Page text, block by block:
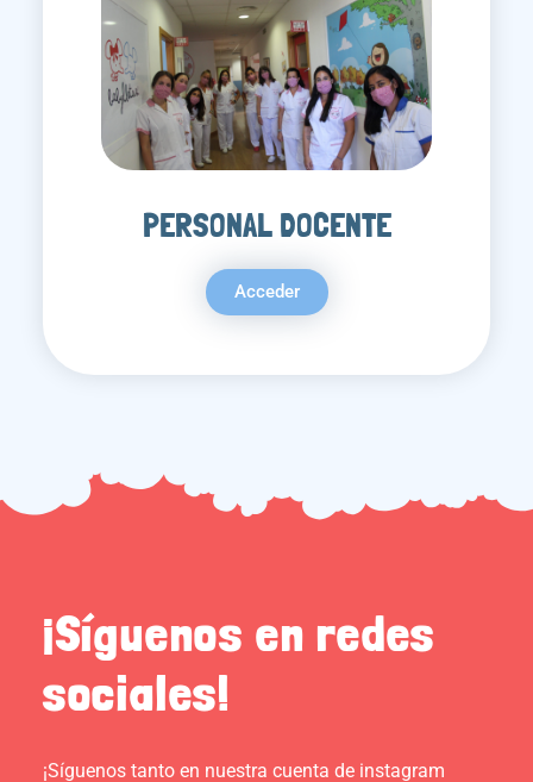
PERSONAL DOCENTE
Acceder
¡Síguenos en redes
sociales!
¡Síguenos tanto en nuestra cuenta de instagram